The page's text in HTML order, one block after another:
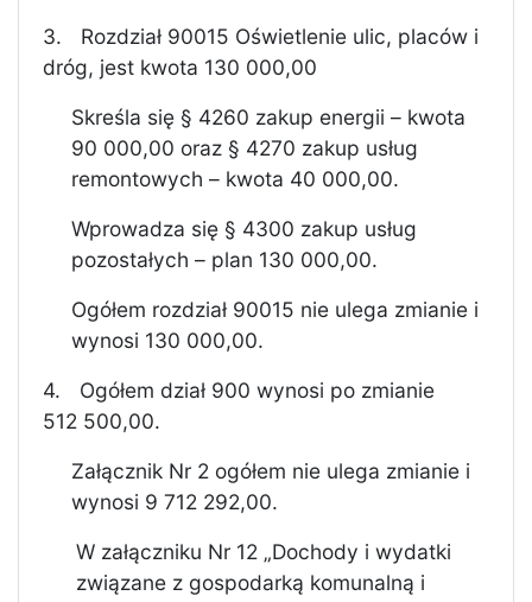
3.
Rozdział 90015 Oświetlenie ulic, placów i
dróg, jest kwota 130 000,00
Skreśla się § 4260 zakup energii – kwota
90 000,00 oraz § 4270 zakup usług
remontowych – kwota 40 000,00.
Wprowadza się § 4300 zakup usług
pozostałych – plan 130 000,00.
Ogółem rozdział 90015 nie ulega zmianie i
wynosi 130 000,00.
4.
Ogółem dział 900 wynosi po zmianie
512 500,00.
Załącznik Nr 2 ogółem nie ulega zmianie i
wynosi 9 712 292,00.
W załączniku Nr 12 „Dochody i wydatki
związane z gospodarką komunalną i